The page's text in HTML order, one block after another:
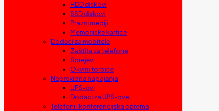
HDD diskovi
SSD diskovi
Prazni mediji
Memorijske kartice
Dodaci za mobitele
Zaštita za telefone
Sprejevi
Okviri i torbice
Neprekidna napajanja
UPS-ovi
Dodaci za UPS-ove
Telefoni i konferencijska oprema